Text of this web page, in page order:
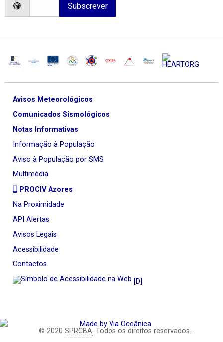
Avisos Meteorológicos
Comunicados Sismológicos
Notas Informativas
Informação à População
Aviso à População por SMS
Multimédia
PROCIV Azores
Na Proximidade
API Alertas
Avisos Legais
Acessibilidade
Contactos
[D]
© 2020 SPRCBA. Todos os direitos reservados..